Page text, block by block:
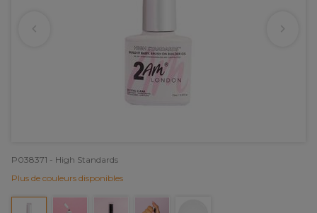
P038371 - High Standards
Plus de couleurs disponibles